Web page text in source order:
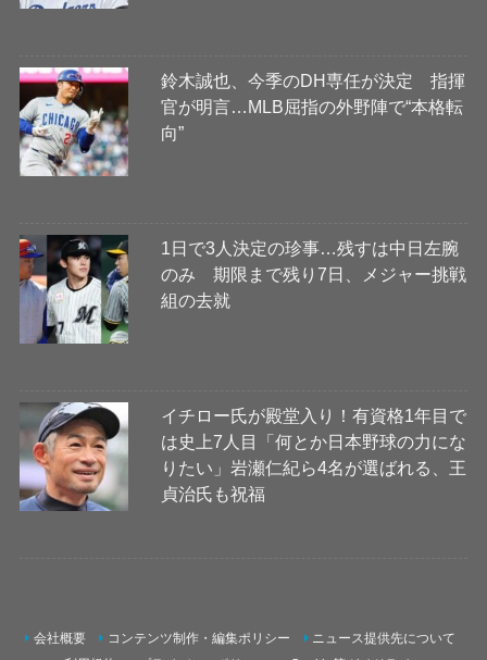
鈴木誠也、今季のDH専任が決定 指揮
官が明言…MLB屈指の外野陣で“本格転
向”
1日で3人決定の珍事…残すは中日左腕
のみ 期限まで残り7日、メジャー挑戦
組の去就
イチロー氏が殿堂入り！有資格1年目で
は史上7人目「何とか日本野球の力にな
りたい」岩瀬仁紀ら4名が選ばれる、王
貞治氏も祝福
会社概要 コンテンツ制作・編集ポリシー
ニュース提供先について